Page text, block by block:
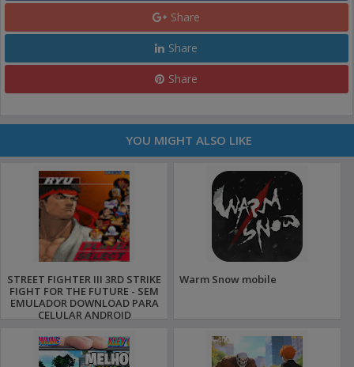
Share
Share
Share
YOU MIGHT ALSO LIKE
STREET FIGHTER III 3RD STRIKE
FIGHT FOR THE FUTURE - SEM
EMULADOR DOWNLOAD PARA
CELULAR ANDROID
Warm Snow mobile